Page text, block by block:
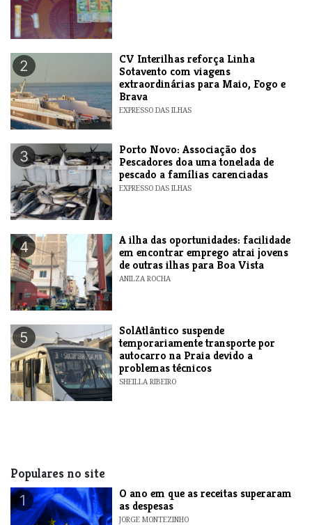
2
​CV Interilhas reforça Linha
Sotavento com viagens
extraordinárias para Maio, Fogo e
Brava
EXPRESSO DAS ILHAS
3
​Porto Novo: Associação dos
Pescadores doa uma tonelada de
pescado a famílias carenciadas
EXPRESSO DAS ILHAS
4
A ilha das oportunidades: facilidade
em encontrar emprego atrai jovens
de outras ilhas para Boa Vista
ANILZA ROCHA
5
SolAtlântico suspende
temporariamente transporte por
autocarro na Praia devido a
problemas técnicos
SHEILLA RIBEIRO
Populares no site
1
O ano em que as receitas superaram
as despesas
JORGE MONTEZINHO